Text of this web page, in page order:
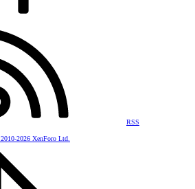
RSS
2026 XenForo Ltd.